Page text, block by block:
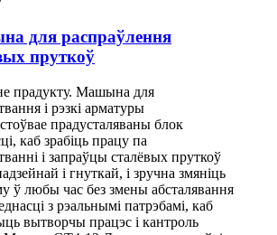
для распраўлення
пруткоў
прадукту. Машына для
і рэзкі арматуры
прадусталяваны блок
каб зрабіць працу па
і запраўцы сталёвых пруткоў
і гнуткай, і зручна змяніць
ў любы час без змены абсталявання
з рэальнымі патрэбамі, каб
вытворчы працэс і кантроль